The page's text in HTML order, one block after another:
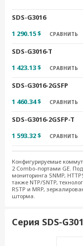
SDS-G3016
1 290.15 $
СРАВНИТЬ
SDS-G3016-T
1 423.13 $
СРАВНИТЬ
SDS-G3016-2GSFP
1 460.34 $
СРАВНИТЬ
SDS-G3016-2GSFP-T
1 593.32 $
СРАВНИТЬ
Конфигурируемые
2 Combo-портами GE.
мониторинга SNMP,
также NTP/SNTP,
RSTP и MRP,
шторма.
Серия SDS-